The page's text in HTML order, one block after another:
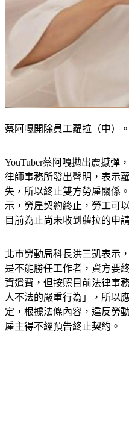
蔡阿嘎開除員工蘿拉（中）
YouTuber蔡阿嘎拋出震撼彈
律師事務所發出聲明，表示
失，所以終止雙方勞雇關係
示，勞雇契約終止，勞工可
目前為止尚未收到蘿拉的申
北市勞動局科長洪三凱表示
是不能勝任工作者，資方要
資遣費，但按照目前法律事
人不法的嚴重行為」，所以
定，根據法條內容，違反勞
雇主得不經預告終止契約。